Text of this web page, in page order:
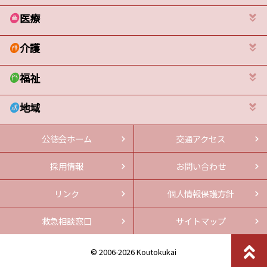
医療
介護
福祉
地域
公徳会ホーム 交通アクセス
採用情報 お問い合わせ
リンク 個人情報保護方針
救急相談窓口 サイトマップ
© 2006-2026 Koutokukai